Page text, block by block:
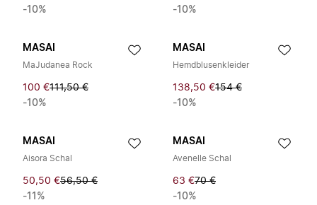
-10%
-10%
MASAI
MaJudanea Rock
100 €111,50 €
-10%
MASAI
Hemdblusenkleider
138,50 €154 €
-10%
MASAI
Aisora Schal
50,50 €56,50 €
-11%
MASAI
Avenelle Schal
63 €70 €
-10%